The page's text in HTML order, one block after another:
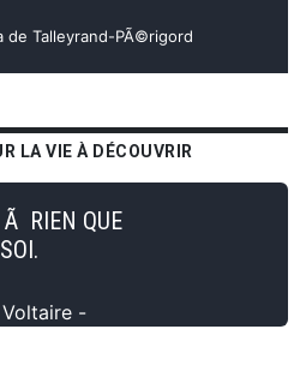
de Talleyrand-PÃ©rigord
LA VIE À DÉCOUVRIR
Ã RIEN QUE
-